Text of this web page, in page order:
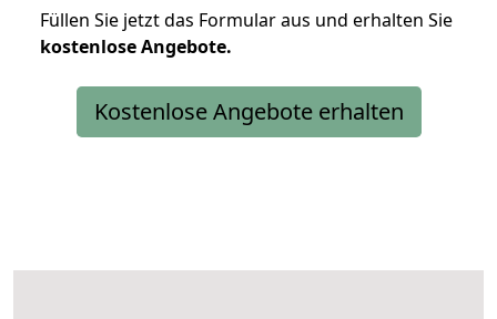
Füllen Sie jetzt das Formular aus und erhalten Sie
kostenloseAngebote.
Kostenlose Angebote erhalten